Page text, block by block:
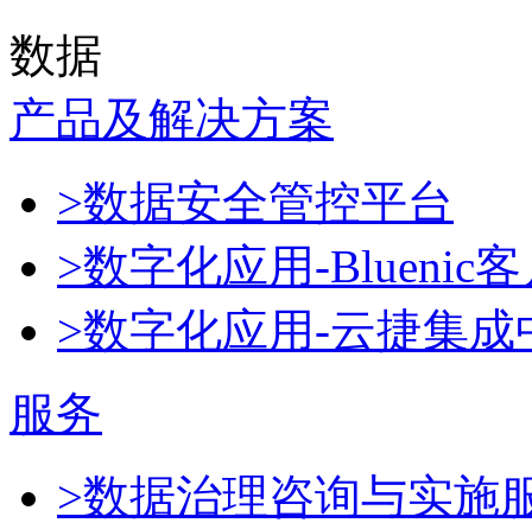
数据
产品及解决方案
>数据安全管控平台
>数字化应用-Bluenic
>数字化应用-云捷集成
服务
>数据治理咨询与实施